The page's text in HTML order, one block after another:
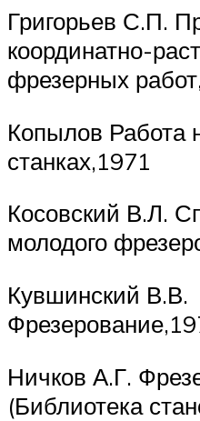
Григорьев С.П.
координатно-
фрезерных
Копылов Работа
станках,1971
Косовский В.Л.
молодого
Кувшинский В.В.
Ничков А.Г.
(Библиотека